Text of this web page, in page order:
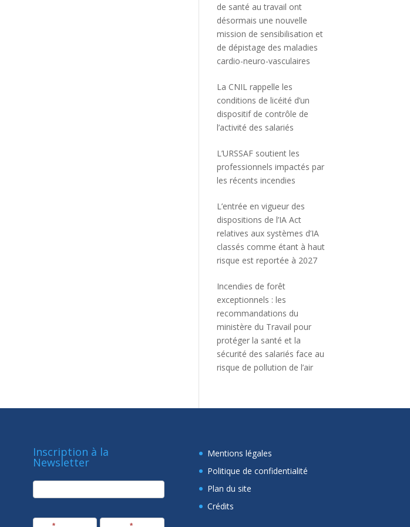
de santé au travail ont
désormais une nouvelle
mission de sensibilisation et
de dépistage des maladies
cardio-neuro-vasculaires
La CNIL rappelle les
conditions de licéité d’un
dispositif de contrôle de
l’activité des salariés
L’URSSAF soutient les
professionnels impactés par
les récents incendies
L’entrée en vigueur des
dispositions de l’IA Act
relatives aux systèmes d’IA
classés comme étant à haut
risque est reportée à 2027
Incendies de forêt
exceptionnels : les
recommandations du
ministère du Travail pour
protéger la santé et la
sécurité des salariés face au
risque de pollution de l’air
Inscription à la
Newsletter
newsletter
Mentions légales
Politique de confidentialité
Plan du site
Crédits